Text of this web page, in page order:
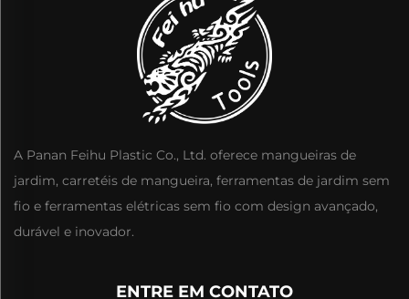
A Panan Feihu Plastic Co., Ltd. oferece mangueiras de
jardim, carretéis de mangueira, ferramentas de jardim sem
fio e ferramentas elétricas sem fio com design avançado,
durável e inovador.
ENTRE EM CONTATO